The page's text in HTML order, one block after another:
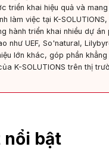
triển khai hiệu quả và
làm việc tại K-
hành triển khai nhiều dự
như UEF, So'natural,
lớn khác, góp phần
K-SOLUTIONS trên thị
nổi bật